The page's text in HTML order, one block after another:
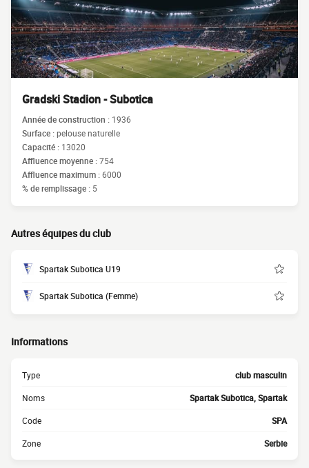
Gradski Stadion - Subotica
Année de construction : 1936
Surface :pelouse naturelle
Capacité : 13020
Affluence moyenne :754
Affluence maximum :6000
% de remplissage : 5
Autres équipes du club
Spartak Subotica U19
Spartak Subotica (Femme)
Informations
Type club masculin
Noms Spartak Subotica, Spartak
Code SPA
Zone Serbie